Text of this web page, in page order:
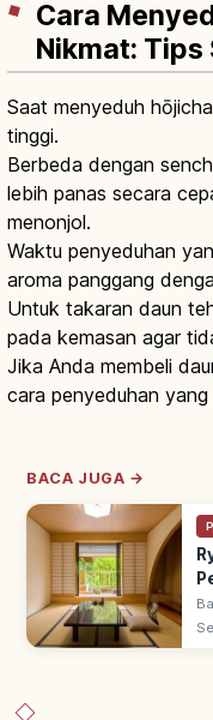
Cara
Nikmat: Tips
Saat menyeduh
tinggi.
Berbeda dengan
lebih panas secara
menonjol.
Waktu penyeduhan
aroma panggang
Untuk takaran daun
pada kemasan agar
Jika Anda membeli
cara penyeduhan
BACA JUGA →